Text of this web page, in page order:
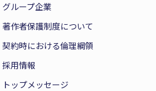
グループ企業
著作者保護制度について
契約時における倫理綱領
採用情報
トップメッセージ